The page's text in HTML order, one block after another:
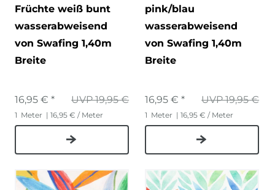
Früchte weiß bunt
wasserabweisend
von Swafing 1,40m
Breite
UVP 19,95 €
16,95 € *
1 Meter | 16,95 € / Meter
pink/blau
wasserabweisend
von Swafing 1,40m
Breite
UVP 19,95 €
16,95 € *
1 Meter | 16,95 € / Meter